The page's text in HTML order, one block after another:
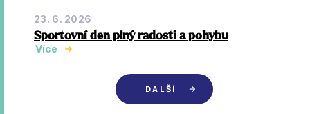
23. 6. 2026
Sportovní den plný radosti a pohybu
Více
DALŠÍ